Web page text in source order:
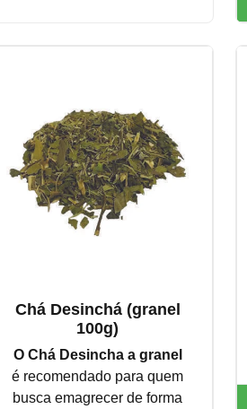
Chá Desinchá (granel
100g)
O Chá Desincha a granel
é recomendado para quem
busca emagrecer de forma